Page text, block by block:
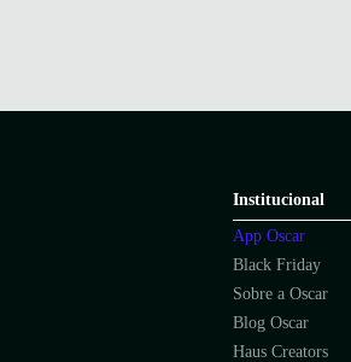
Institucional
App Oscar
Black Friday
Sobre a Oscar
Blog Oscar
Haus Creators